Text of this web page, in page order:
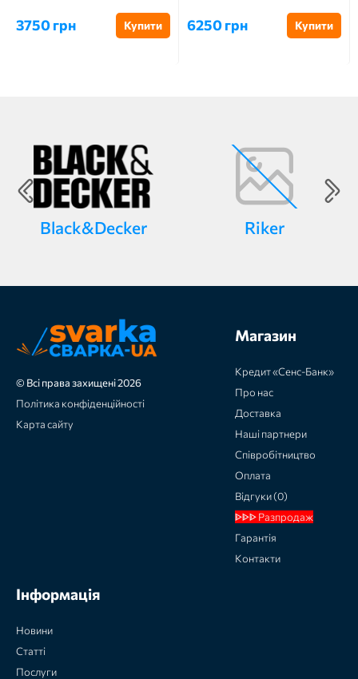
3750 грн Купити 6250 грн Купити
Black&Decker Riker
© Всі права захищені 2026
Політика конфіденційності
Карта сайту
Магазин
Кредит «Сенс-Банк»
Про нас
Доставка
Наші партнери
Співробітництво
Оплата
Відгуки (0)
ᐈᐈᐈ Разпродаж
Гарантія
Контакти
Інформація
Новини
Статті
Послуги